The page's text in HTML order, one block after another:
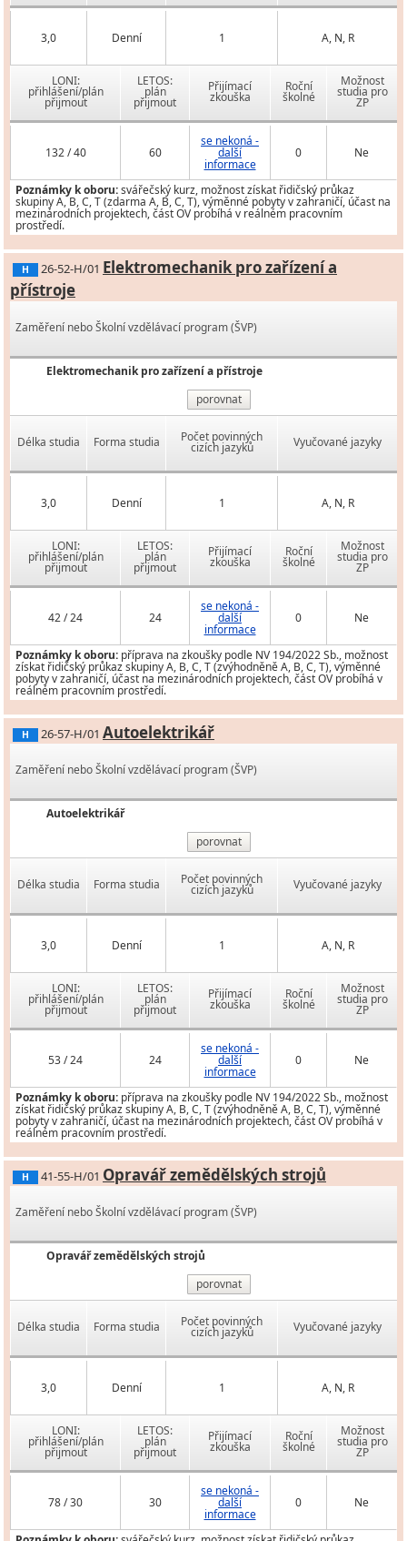
3,0 Denní 1 A, N, R
LONI:
přihlášení/plán
přijmout
LETOS:
plán
přijmout
Přijímací
zkouška
Roční
školné
Možnost
studia pro
ZP
132 / 40 60
se nekoná -
další
informace
0 Ne
Poznámky k oboru:svářečský kurz, možnost získat řidičský průkaz
skupiny A, B, C, T (zdarma A, B, C, T), výměnné pobyty v zahraničí, účast na
mezinárodních projektech, část OV probíhá v reálném pracovním
prostředí.
H 26-52-H/01 Elektromechanik pro zařízení a
přístroje
Zaměření nebo Školní vzdělávací program (ŠVP)
Elektromechanik pro zařízení a přístroje
porovnat
Délka studia Forma studia Počet povinných
cizích jazyků Vyučované jazyky
3,0 Denní 1 A, N, R
LONI:
přihlášení/plán
přijmout
LETOS:
plán
přijmout
Přijímací
zkouška
Roční
školné
Možnost
studia pro
ZP
42 / 24 24
se nekoná -
další
informace
0 Ne
Poznámky k oboru: příprava na zkoušky podle NV 194/2022 Sb., možnost
získat řidičský průkaz skupiny A, B, C, T (zvýhodněně A, B, C, T), výměnné
pobyty v zahraničí, účast na mezinárodních projektech, část OV probíhá v
reálném pracovním prostředí.
H 26-57-H/01 Autoelektrikář
Zaměření nebo Školní vzdělávací program (ŠVP)
Autoelektrikář
porovnat
Délka studia Forma studia Počet povinných
cizích jazyků Vyučované jazyky
3,0 Denní 1 A, N, R
LONI:
přihlášení/plán
přijmout
LETOS:
plán
přijmout
Přijímací
zkouška
Roční
školné
Možnost
studia pro
ZP
53 / 24 24
se nekoná -
další
informace
0 Ne
Poznámky k oboru: příprava na zkoušky podle NV 194/2022 Sb., možnost
získat řidičský průkaz skupiny A, B, C, T (zvýhodněně A, B, C, T), výměnné
pobyty v zahraničí, účast na mezinárodních projektech, část OV probíhá v
reálném pracovním prostředí.
H 41-55-H/01 Opravář zemědělských strojů
Zaměření nebo Školní vzdělávací program (ŠVP)
Opravář zemědělských strojů
porovnat
Délka studia Forma studia Počet povinných
cizích jazyků Vyučované jazyky
3,0 Denní 1 A, N, R
LONI:
přihlášení/plán
přijmout
LETOS:
plán
přijmout
Přijímací
zkouška
Roční
školné
Možnost
studia pro
ZP
78 / 30 30
se nekoná -
další
informace
0 Ne